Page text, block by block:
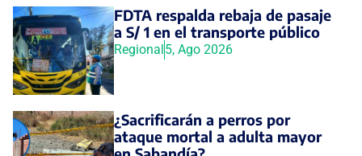
FDTA respalda rebaja de pasaje
a S/ 1 en el transporte público
Regional5, Ago 2026
¿Sacrificarán a perros por
ataque mortal a adulta mayor